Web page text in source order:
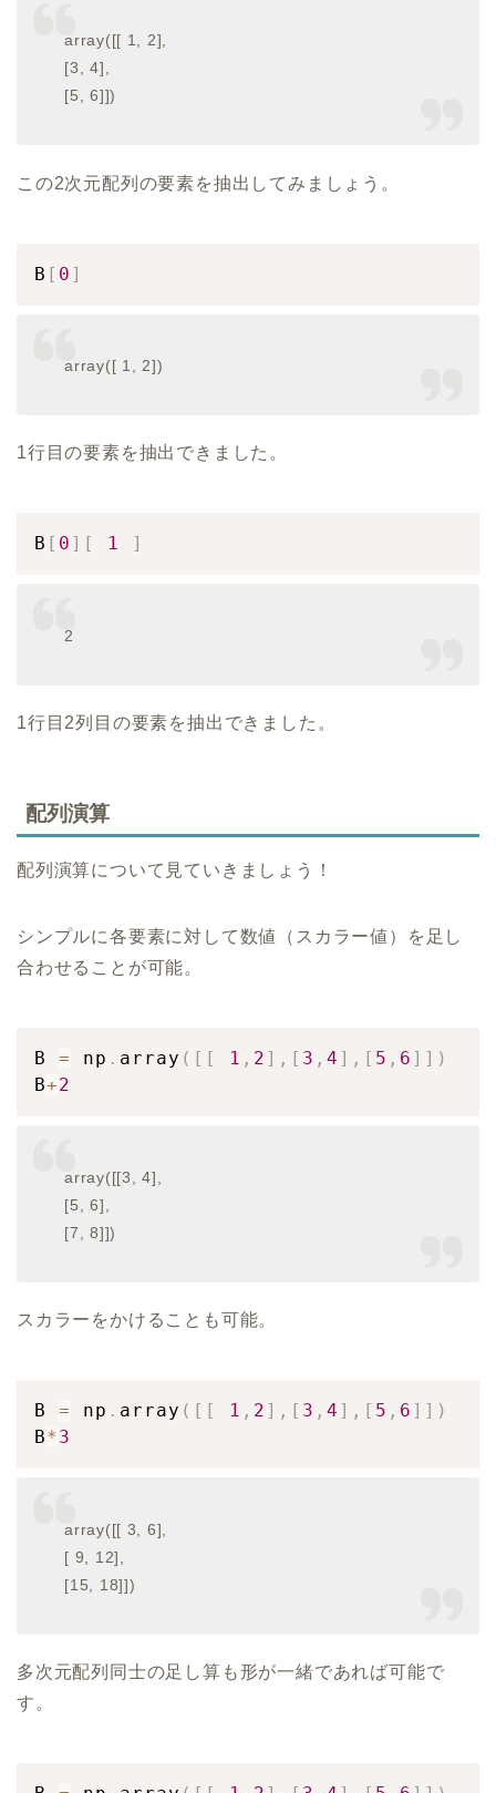
array([[ 1, 2],
[3, 4],
[5, 6]])
この2次元配列の要素を抽出してみましょう。
B [ 0 ]
array([ 1, 2])
1行目の要素を抽出できました。
B [ 0 ] [ 1 ]
2
1行目2列目の要素を抽出できました。
配列演算
配列演算について見ていきましょう！
シンプルに各要素に対して数値（スカラー値）を足し
合わせることが可能。
B = np . array ( [ [ 1 , 2 ] , [ 3 , 4 ] , [ 5 , 6 ] ] )
B+2
array([[3, 4],
[5, 6],
[7, 8]])
スカラーをかけることも可能。
B = np . array ( [ [ 1 , 2 ] , [ 3 , 4 ] , [ 5 , 6 ] ] )
B* 3
array([[ 3, 6],
[ 9, 12],
[15, 18]])
多次元配列同士の足し算も形が一緒であれば可能で
す。